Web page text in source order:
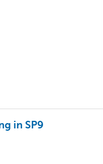
in SP9